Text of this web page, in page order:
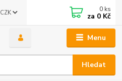
Menu
CZK
Hledat
0 ks
za 0 Kč